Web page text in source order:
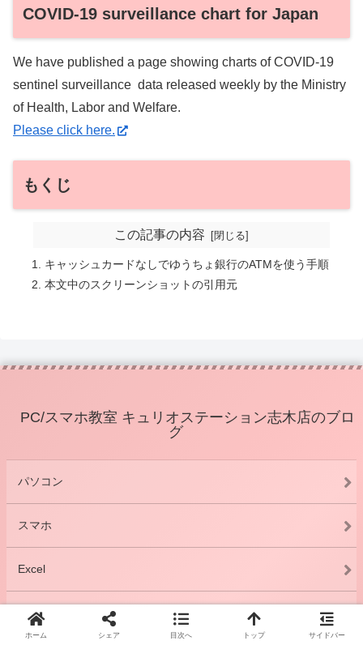
COVID-19 surveillance chart for Japan
We have published a page showing charts of COVID-19
sentinel surveillance data released weekly by the Ministry
of Health, Labor and Welfare.
Please click here.
もくじ
この記事の内容
キャッシュカードなしでゆうちょ銀行のATMを使う手順
本文中のスクリーンショットの引用元
PC/スマホ教室 キュリオステーション志木店のブロ
グ
パソコン
スマホ
Excel
Word
ホーム シェア 目次へ トップ サイドバー